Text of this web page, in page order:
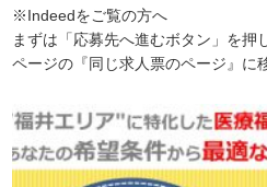
※Indeedをご覧の方へ
まずは「応募先へ進むボタン」を押
ページの『同じ求人票のページ』に